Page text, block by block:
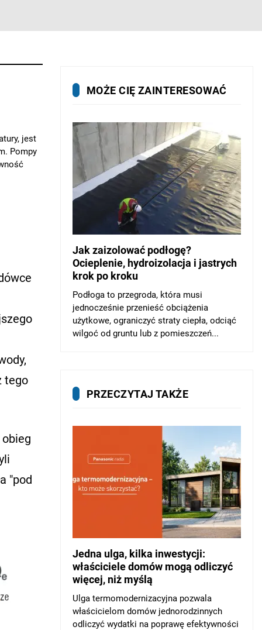
jest
Pompy
tego
"pod
MOŻE CIĘ ZAINTERESOWAĆ
Jak zaizolować podłogę?
Ocieplenie, hydroizolacja i jastrych
krok po kroku
Podłoga to przegroda, która musi
jednocześnie przenieść obciążenia
użytkowe, ograniczyć straty ciepła, odciąć
wilgoć od gruntu lub z pomieszczeń...
PRZECZYTAJ TAKŻE
Jedna ulga, kilka inwestycji:
właściciele domów mogą odliczyć
więcej, niż myślą
Ulga termomodernizacyjna pozwala
właścicielom domów jednorodzinnych
odliczyć wydatki na poprawę efektywności